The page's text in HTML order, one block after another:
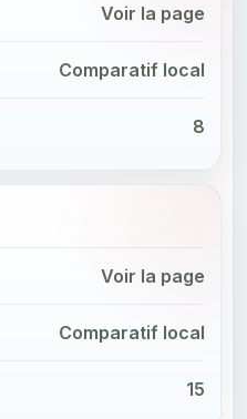
Voir la page
Comparatif local
8
Voir la page
Comparatif local
15